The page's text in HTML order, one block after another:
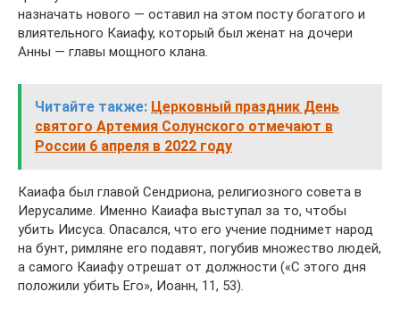
назначать нового — оставил на этом посту богатого и
влиятельного Каиафу, который был женат на дочери
Анны — главы мощного клана.
Читайте также: Церковный праздник День
святого Артемия Солунского отмечают в
России 6 апреля в 2022 году
Каиафа был главой Сендриона, религиозного совета в
Иерусалиме. Именно Каиафа выступал за то, чтобы
убить Иисуса. Опасался, что его учение поднимет народ
на бунт, римляне его подавят, погубив множество людей,
а самого Каиафу отрешат от должности («С этого дня
положили убить Его», Иоанн, 11, 53).